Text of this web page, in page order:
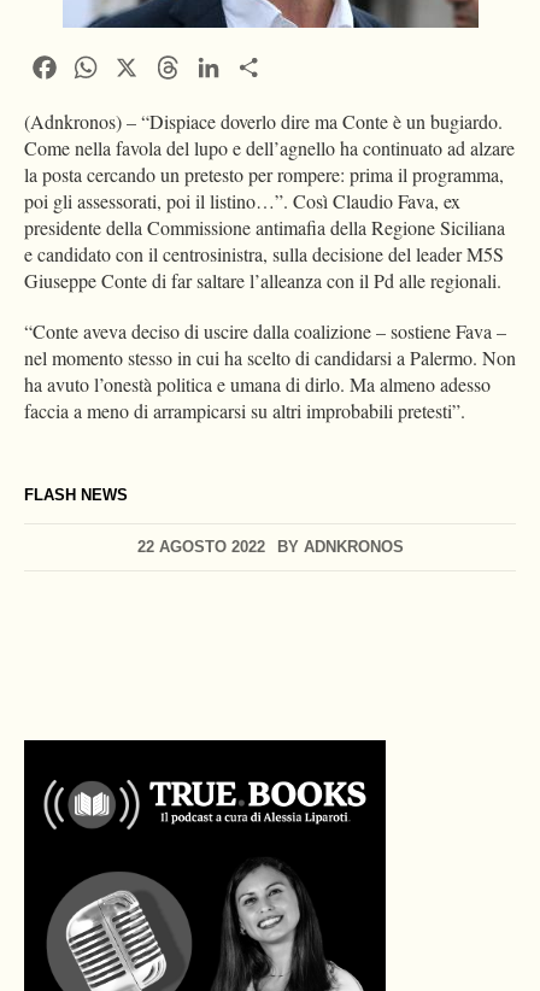
FLASH NEWS
22 AGOSTO 2022 BY ADNKRONOS
FacebookWhatsApp ThreadsLinkedIn
(Adnkronos) – “Dispiace doverlo dire ma Conte è un bugiardo.
Come nella favola del lupo e dell’agnello ha continuato ad alzare
la posta cercando un pretesto per rompere: prima il programma,
poi gli assessorati, poi il listino…”. Così Claudio Fava, ex
presidente della Commissione antimafia della Regione Siciliana
e candidato con il centrosinistra, sulla decisione del leader M5S
Giuseppe Conte di far saltare l’alleanza con il Pd alle regionali.
“Conte aveva deciso di uscire dalla coalizione – sostiene Fava –
nel momento stesso in cui ha scelto di candidarsi a Palermo. Non
ha avuto l’onestà politica e umana di dirlo. Ma almeno adesso
faccia a meno di arrampicarsi su altri improbabili pretesti”.